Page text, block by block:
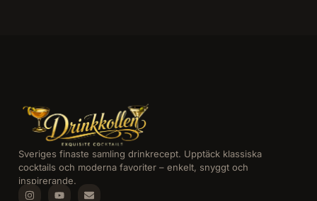
Sveriges finaste samling drinkrecept. Upptäck klassiska
cocktails och moderna favoriter – enkelt, snyggt och
inspirerande.